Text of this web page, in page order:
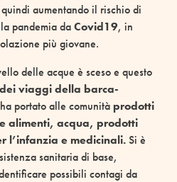
aumentando il rischio di
pandemia daCovid19, in
più giovane.
delle acque è sceso e questo
viaggi della barca-
portato alle comunità prodotti
alimenti, acqua, prodotti
l’infanzia e medicinali.Si è
sanitaria di base,
possibili contagi da